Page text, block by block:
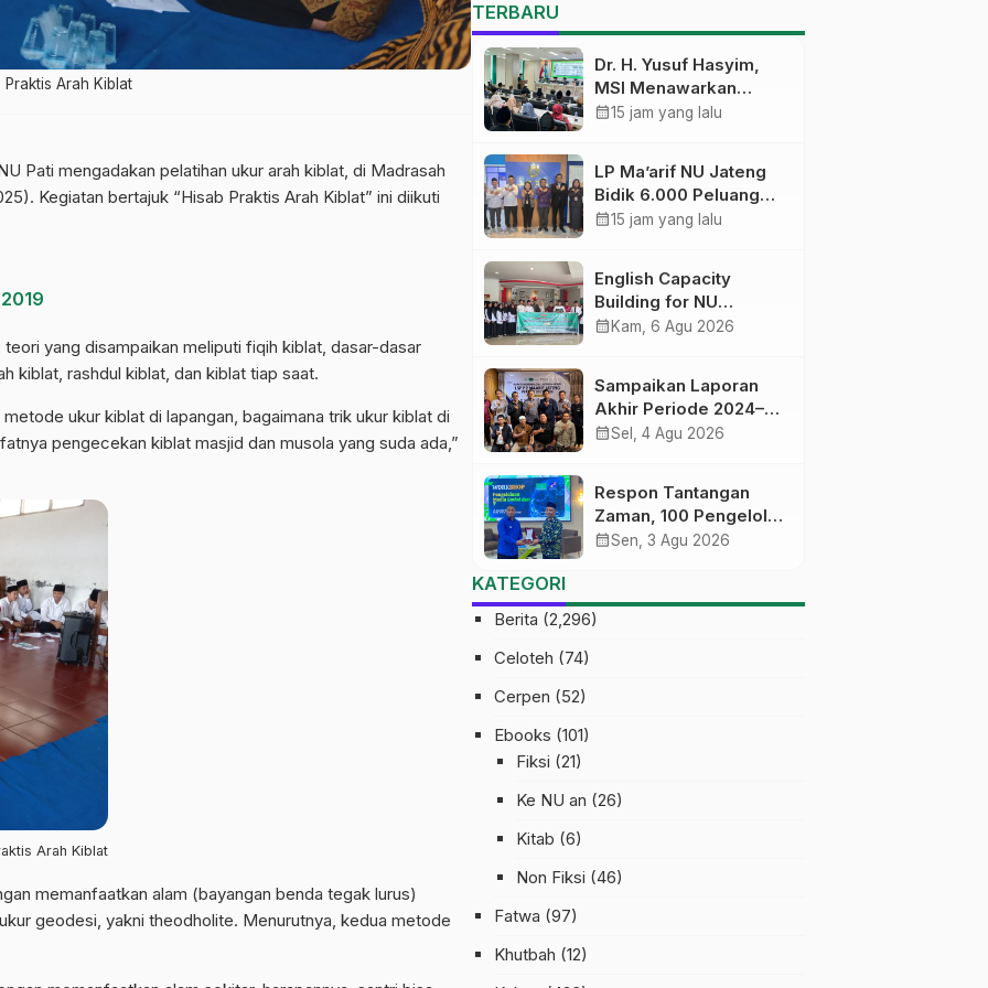
Praktis Arah Kiblat
Pati mengadakan pelatihan ukur arah kiblat, di Madrasah
Kegiatan bertajuk “Hisab Praktis Arah Kiblat” ini diikuti
yang disampaikan meliputi fiqih kiblat, dasar-dasar
kiblat, rashdul kiblat, dan kiblat tiap saat.
ukur kiblat di lapangan, bagaimana trik ukur kiblat di
pengecekan kiblat masjid dan musola yang suda ada,”
Arah Kiblat
memanfaatkan alam (bayangan benda tegak lurus)
geodesi, yakni theodholite. Menurutnya, kedua metode
Pelatihan Literasi Digital
TERBARU
Dr. H. Yusuf Hasyim,
MSI Menawarkan
Kurikulum
pendidikan
calendar_month15 jam yang lalu
LP Ma’arif NU Jateng
Bidik 6.000 Peluang
Pelatihan dan
calendar_month15 jam yang lalu
English Capacity
Building for NU
Educators PWNU Jawa
Menuju Masa Depan
calendar_month Kam, 6 Agu 2026
Sampaikan Laporan
Akhir Periode 2024–
2026, LSP P2 Ma’arif
calendar_monthSel, 4 Agu 2026
Respon Tantangan
Zaman, 100 Pengelola
Medsos Sekolah
Digital
calendar_monthSen, 3 Agu 2026
KATEGORI
Berita (2,296)
Celoteh (74)
Cerpen (52)
Ebooks (101)
Fiksi (21)
Ke NU an (26)
Kitab (6)
Non Fiksi (46)
Fatwa (97)
Khutbah (12)